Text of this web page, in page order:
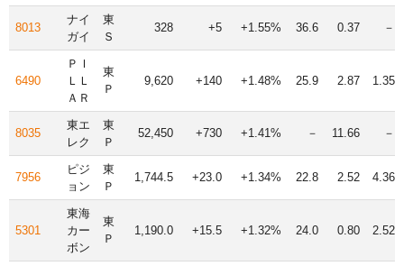
8013
ナイ
ガイ
東
Ｓ
328 +5 +1.55% 36.6 0.37 －
6490
ＰＩ
ＬＬ
ＡＲ
東
Ｐ
9,620 +140 +1.48% 25.9 2.87 1.35
8035
東エ
レク
東
Ｐ
52,450 +730 +1.41% － 11.66 －
7956
ピジ
ョン
東
Ｐ
1,744.5 +23.0 +1.34% 22.8 2.52 4.36
5301
東海
カー
ボン
東
Ｐ
1,190.0 +15.5 +1.32% 24.0 0.80 2.52